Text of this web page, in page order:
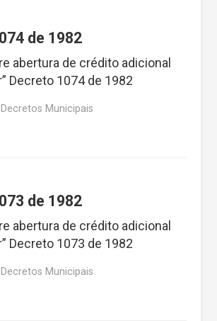
de 1982
abertura de crédito adicional
Decreto 1074 de 1982
Municipais
de 1982
abertura de crédito adicional
Decreto 1073 de 1982
Municipais